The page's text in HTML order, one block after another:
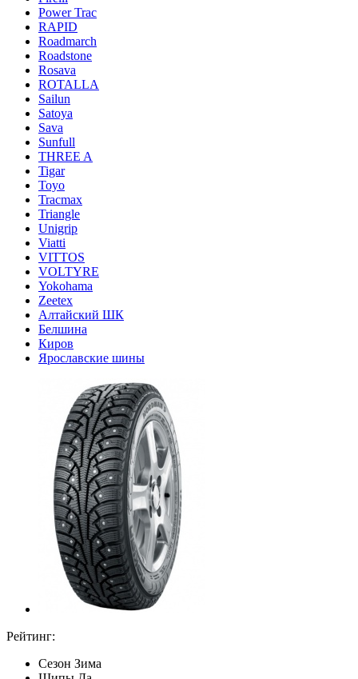
Power Trac
RAPID
Roadmarch
Roadstone
Rosava
ROTALLA
Sailun
Satoya
Sava
Sunfull
THREE A
Tigar
Toyo
Tracmax
Triangle
Unigrip
Viatti
VITTOS
VOLTYRE
Yokohama
Zeetex
Алтайский ШК
Белшина
Киров
Ярославские шины
Рейтинг:
Сезон Зима